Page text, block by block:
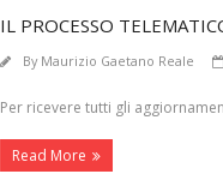
IL PROCESSO
By Maurizio Gaetano Reale
Per ricevere tutti gli
Read More